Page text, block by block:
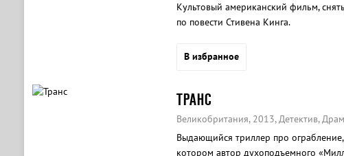
Культовый американский фильм,
по повести Стивена Кинга.
В избранное
ТРАНС
Великобритания, 2013, Детектив,
Выдающийся триллер про
котором автор духоподъемного